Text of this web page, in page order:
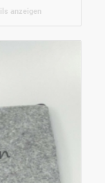
anzeigen